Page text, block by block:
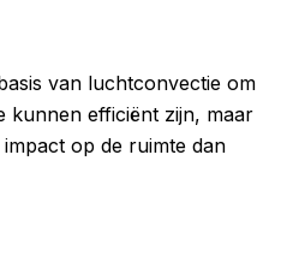
van luchtconvectie om
kunnen efficiënt zijn, maar
op de ruimte dan